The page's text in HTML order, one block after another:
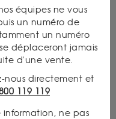
équipes ne vous
un numéro de
un numéro
déplaceront jamais
d'une vente.
nous directement et
119 119
ne pas